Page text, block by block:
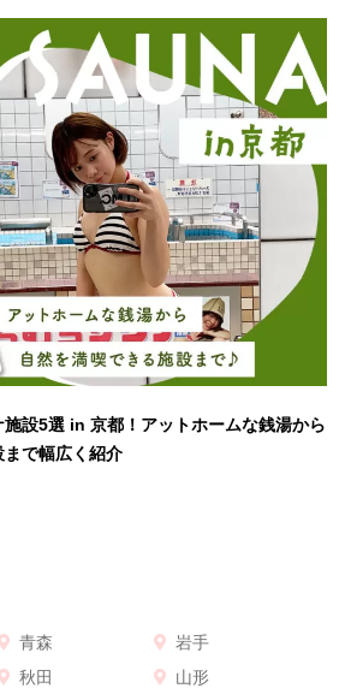
設5選 in 京都！アットホームな銭湯から
まで幅広く紹介
青森
岩手
秋田
山形